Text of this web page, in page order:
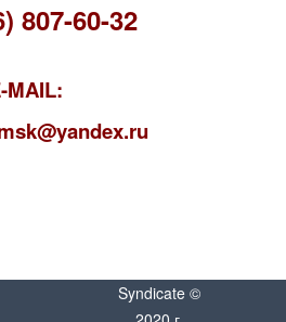
807-60-32
MAIL:
Syndicate ©